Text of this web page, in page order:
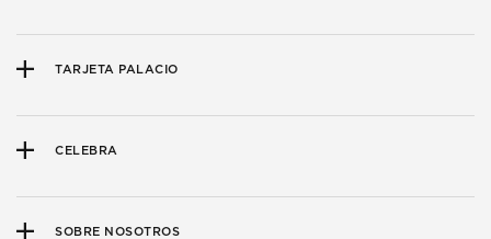
TARJETA PALACIO
CELEBRA
SOBRE NOSOTROS